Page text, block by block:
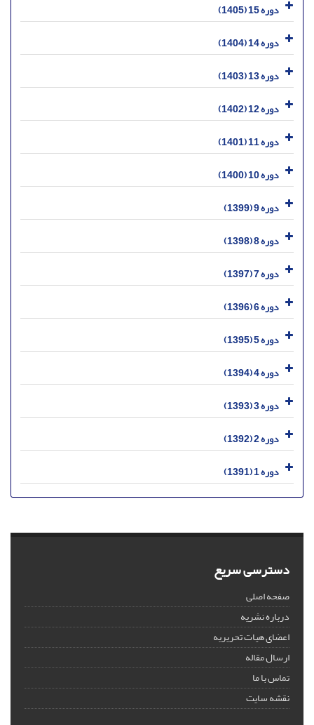
دوره 15 (1405)
دوره 14 (1404)
دوره 13 (1403)
دوره 12 (1402)
دوره 11 (1401)
دوره 10 (1400)
دوره 9 (1399)
دوره 8 (1398)
دوره 7 (1397)
دوره 6 (1396)
دوره 5 (1395)
دوره 4 (1394)
دوره 3 (1393)
دوره 2 (1392)
دوره 1 (1391)
دسترسی سریع
صفحه اصلی
درباره نشریه
اعضای هیات تحریریه
ارسال مقاله
تماس با ما
نقشه سایت